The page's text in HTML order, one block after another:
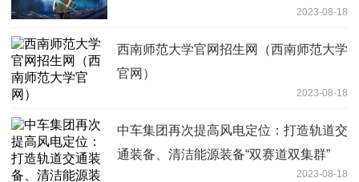
2023-08-18
西南师范大学官网招生网（西南师范大学
官网）
2023-08-18
中车集团再次提高风电定位：打造轨道交
通装备、清洁能源装备“双赛道双集群”
2023-08-18